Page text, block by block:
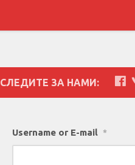
СЛЕДИТЕ ЗА НАМИ:
Username or E-mail *